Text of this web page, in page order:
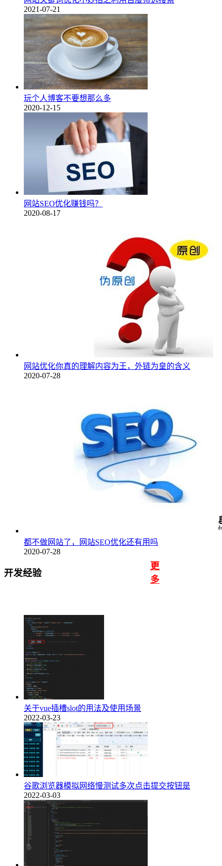
2021-07-21
玩个人博客不要想那么多
2020-12-15
网站SEO优化赚钱吗？
2020-08-17
网站优化你真的理解内容为王，外链为皇的含义
2020-07-28
都不做网站了，网站SEO优化还有用吗
2020-07-28
开发经验
更
多
关于vue插槽slot的用法及使用场景
2022-03-23
谷歌浏览器模拟网络慢测试多次点击提交按钮是
2022-03-03